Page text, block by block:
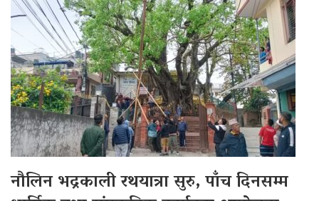
नौलिन भद्रकाली रथयात्रा सुरु, पाँच दिनसम्म